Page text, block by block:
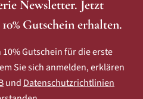
Newsletter. Jetzt
Gutschein erhalten.
Gutschein für die erste
Sie sich anmelden, erklären
und Datenschutzrichtlinien